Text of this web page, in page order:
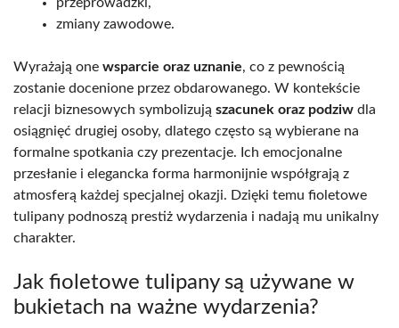
zmiany zawodowe.
Wyrażają one wsparcie oraz uznanie, co z pewnością
zostanie docenione przez obdarowanego. W kontekście
relacji biznesowych symbolizują szacunek oraz podziw dla
osiągnięć drugiej osoby, dlatego często są wybierane na
formalne spotkania czy prezentacje. Ich emocjonalne
przesłanie i elegancka forma harmonijnie współgrają z
atmosferą każdej specjalnej okazji. Dzięki temu fioletowe
tulipany podnoszą prestiż wydarzenia i nadają mu unikalny
charakter.
Jak fioletowe tulipany są używane w
bukietach na ważne wydarzenia?